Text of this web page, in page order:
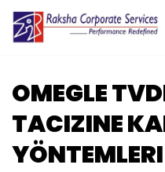
Skip
content
OMEGLE
TACIZINE
YÖNTEMLERI